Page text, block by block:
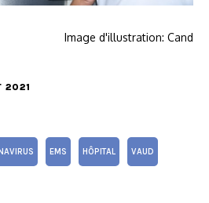
Image d'illustration: Cand
2021
EMS HÔPITAL VAUD